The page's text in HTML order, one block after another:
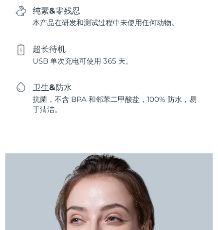
纯素&零残忍
本产品在研发和测试过程中未使用任何动物。
超长待机
USB 单次充电可使用 365 天。
卫生&防水
抗菌，不含 BPA 和邻苯二甲酸盐，100% 防水，易
于清洁。